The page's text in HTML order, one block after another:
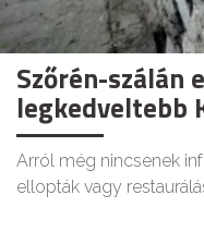
Szőrén-szálán
legkedveltebb
Arról még nincsenek
ellopták vagy